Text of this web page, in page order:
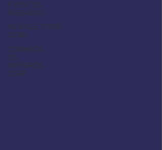
EVENTOS
PASSADOS
NEWSLETTERS
CCBP
CONHEÇA
OS
MEMBROS
CCBP